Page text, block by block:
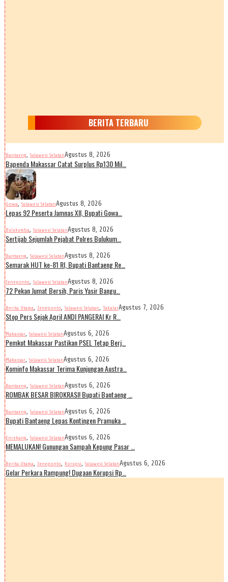
BERITA TERBARU
Bantaeng, Sulawesi SelatanAgustus 8, 2026
Bapenda Makassar Catat Surplus Rp130 Mil…
Gowa, Sulawesi SelatanAgustus 8, 2026
Lepas 92 Peserta Jamnas XII, Bupati Gowa…
Bulukumba, Sulawesi SelatanAgustus 8, 2026
Sertijab Sejumlah Pejabat Polres Bulukum…
Bantaeng, Sulawesi SelatanAgustus 8, 2026
Semarak HUT ke-81 RI, Bupati Bantaeng Re…
Jeneponto, Sulawesi SelatanAgustus 8, 2026
72 Pekan Jumat Bersih, Paris Yasir Bangu…
Berita Utama, Jeneponto, Sulawesi Selatan, TakalarAgustus 7, 2026
Stop Pers Sejak April ANDI PANGERAI Kr R…
Makassar, Sulawesi SelatanAgustus 6, 2026
Pemkot Makassar Pastikan PSEL Tetap Berj…
Makassar, Sulawesi SelatanAgustus 6, 2026
Kominfo Makassar Terima Kunjungan Austra…
Bantaeng, Sulawesi SelatanAgustus 6, 2026
ROMBAK BESAR BIROKRASI! Bupati Bantaeng …
Bantaeng, Sulawesi SelatanAgustus 6, 2026
Bupati Bantaeng Lepas Kontingen Pramuka …
Enrekang, Sulawesi SelatanAgustus 6, 2026
MEMALUKAN! Gunungan Sampah Kepung Pasar …
Berita Utama, Jeneponto, Korupsi, Sulawesi SelatanAgustus 6, 2026
Gelar Perkara Rampung! Dugaan Korupsi Rp…